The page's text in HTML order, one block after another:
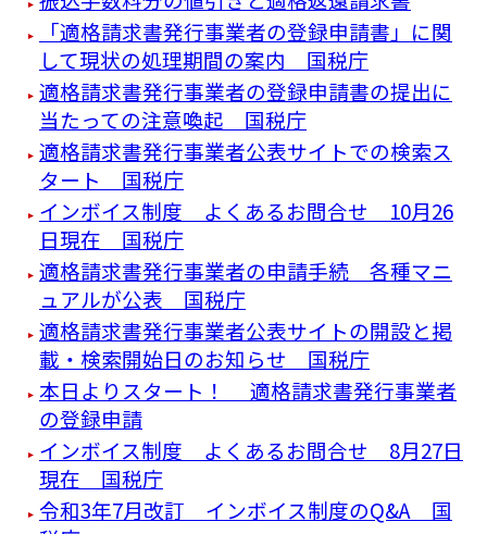
「適格請求書発行事業者の登録申請書」に関
して現状の処理期間の案内 国税庁
適格請求書発行事業者の登録申請書の提出に
当たっての注意喚起 国税庁
適格請求書発行事業者公表サイトでの検索ス
タート 国税庁
インボイス制度 よくあるお問合せ 10月26
日現在 国税庁
適格請求書発行事業者の申請手続 各種マニ
ュアルが公表 国税庁
適格請求書発行事業者公表サイトの開設と掲
載・検索開始日のお知らせ 国税庁
本日よりスタート！ 適格請求書発行事業者
の登録申請
インボイス制度 よくあるお問合せ 8月27日
現在 国税庁
令和3年7月改訂 インボイス制度のQ&A 国